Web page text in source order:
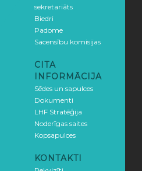
sekretariāts
Biedri
Padome
Sacensību komisijas
CITA
INFORMĀCIJA
Sēdes un sapulces
Dokumenti
LHF Stratēģija
Noderīgas saites
Kopsapulces
KONTAKTI